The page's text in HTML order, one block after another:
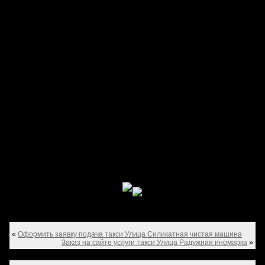
« Оформить заявку подача такси Улица Силикатная чистая машина
Заказ на сайте услуги такси Улица Радужная иномарка »